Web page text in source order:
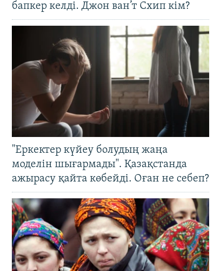
бапкер келді. Джон ван’т Схип кім?
"Еркектер күйеу болудың жаңа
моделін шығармады". Қазақстанда
ажырасу қайта көбейді. Оған не себеп?